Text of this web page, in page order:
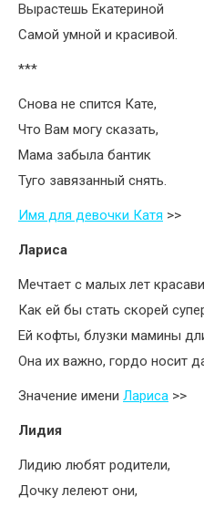
Вырастешь Екатериной
Самой умной и красивой.
***
Снова не спится Кате,
Что Вам могу сказать,
Мама забыла бантик
Туго завязанный снять.
Имя для девочки Катя >>
Лариса
Мечтает с малых лет
Как ей бы стать скорей
Ей кофты, блузки мамины
Она их важно, гордо носит
Значение имени Лариса >>
Лидия
Лидию любят родители,
Дочку лелеют они,